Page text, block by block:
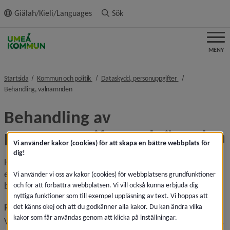
innehållet
Giälah/Kieli/Languages Sök
MENY
Startsida Kommun och politik nivå i brödsmulenavigeringen
Dataskydd, personuppgifter nivå i
Behandling, valnämndennivå i brödsmulenavigeringen
Behandling av
personuppgifter, valnämnden
Här kan du ta del av hur dina uppgifter behandlas, till
exempel syftet med behandlingen, den lagliga grunden för
behandlingen och hur länge uppgifterna kommer sparas.
Röstmottagare valdagen
Vi behöver spara och behandla dina ifyllda personuppgifter.
Vi använder kakor (cookies) för att skapa en bättre webbplats för
dig!
Vi använder vi oss av kakor (cookies) för webbplatsens grundfunktioner
och för att förbättra webbplatsen. Vi vill också kunna erbjuda dig
nyttiga funktioner som till exempel uppläsning av text. Vi hoppas att
det känns okej och att du godkänner alla kakor. Du kan ändra vilka
kakor som får användas genom att klicka på inställningar.